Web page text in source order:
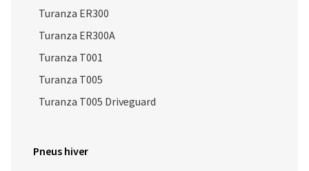
Turanza ER300
Turanza ER300A
Turanza T001
Turanza T005
Turanza T005 Driveguard
Pneus hiver